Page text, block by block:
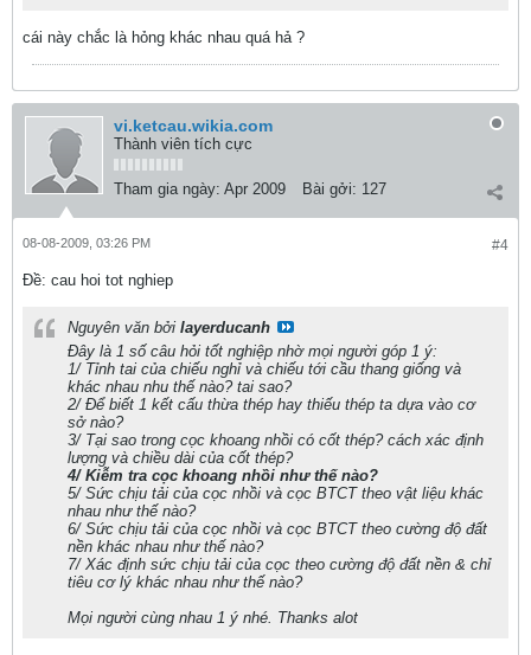
cái này chắc là hỏng khác nhau quá hả ?
vi.ketcau.wikia.com
Thành viên tích cực
Tham gia ngày: Apr 2009 Bài gởi: 127
#4
08-08-2009, 03:26 PM
Ðề: cau hoi tot nghiep
Nguyên văn bởi layerducanh
Đây là 1 số câu hỏi tốt nghiệp nhờ mọi người góp 1 ý:
1/ Tỉnh tai của chiếu nghỉ và chiếu tới cầu thang giống và
khác nhau nhu thế nào? tai sao?
2/ Để biết 1 kết cấu thừa thép hay thiếu thép ta dựa vào cơ
sở nào?
3/ Tại sao trong cọc khoang nhồi có cốt thép? cách xác định
lượng và chiều dài của cốt thép?
4/ Kiễm tra cọc khoang nhồi như thế nào?
5/ Sức chịu tải của cọc nhồi và cọc BTCT theo vật liệu khác
nhau như thế nào?
6/ Sức chịu tải của cọc nhồi và cọc BTCT theo cường độ đất
nền khác nhau như thế nào?
7/ Xác định sức chịu tải của cọc theo cường độ đất nền & chỉ
tiêu cơ lý khác nhau như thế nào?
Mọi người cùng nhau 1 ý nhé. Thanks alot